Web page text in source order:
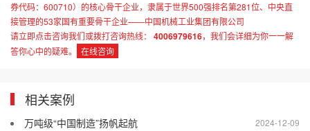
券代码：600710）的核心骨干企业，隶属于世界500强排名第281位、中央直
接管理的53家国有重要骨干企业——中国机械工业集团有限公司
请立即点击咨询我们或拨打咨询热线：
4006979616，我们会详细为你一一解
答你心中的疑难。
在线咨询
相关案例
2024-12-09
万吨级“中国制造”扬帆起航